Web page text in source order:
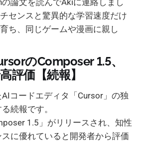
センスと驚異的な学習速度だけ
ち、同じゲームや漫画に親し
のComposer 1.5、
評価【続報】
コードエディタ「Cursor」の独
続報です。
1.5」がリリースされ、知性
に優れていると開発者から評価